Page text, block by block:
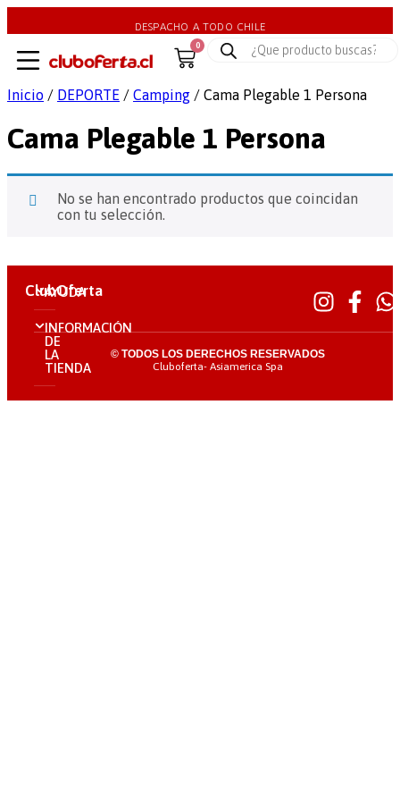
DESPACHO A TODO CHILE
0
Inicio / DEPORTE / Camping / Cama Plegable 1 Persona
Cama Plegable 1 Persona
No se han encontrado productos que coincidan
con tu selección.
ClubOferta
AYUDA
INFORMACIÓN
DE
LA
TIENDA
© TODOS LOS DERECHOS RESERVADOS
Cluboferta- Asiamerica Spa